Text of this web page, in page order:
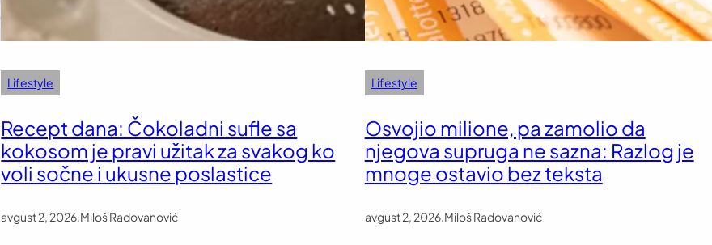
Lifestyle
Recept dana: Čokoladni sufle sa
kokosom je pravi užitak za svakog ko
voli sočne i ukusne poslastice
avgust 2, 2026.Miloš Radovanović
Lifestyle
Osvojio milione, pa zamolio da
njegova supruga ne sazna: Razlog je
mnoge ostavio bez teksta
avgust 2, 2026.Miloš Radovanović